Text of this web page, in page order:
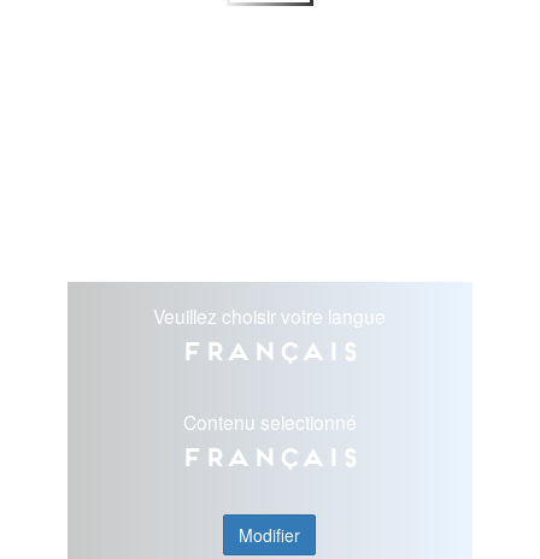
Veuillez choisir votre langue
Français
Contenu selectionné
Français
Modifier